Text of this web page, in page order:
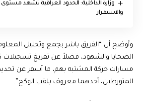
وزارة الداخلية: الحدود العراقية تشهد مستوى
والاستقرار
وأوضح أن “الفريق باشر بجمع وتحليل
الضحايا والشهود، فضلاً عن تفريغ تسجيلات
مسارات حركة المشتبه بهم، ما أسفر عن
المتورطين، أحدهما معروف بلقب الوكح”.